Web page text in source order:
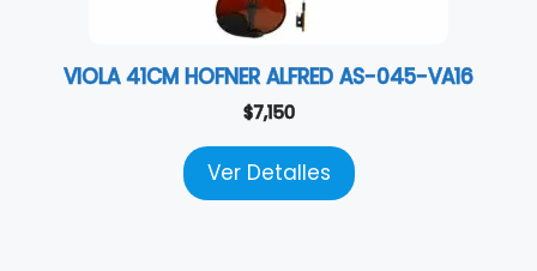
VIOLA 41CM HOFNER ALFRED AS-045-VA16
$7,150
Ver Detalles